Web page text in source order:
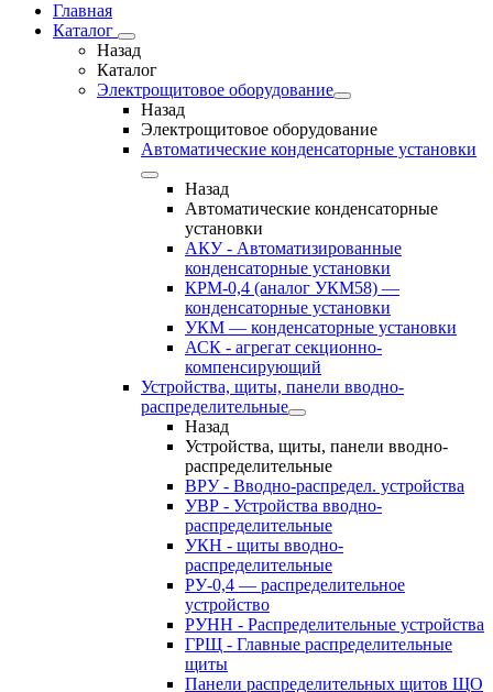
Главная
Каталог
Назад
Каталог
Электрощитовое оборудование
Назад
Электрощитовое оборудование
Автоматические конденсаторные установки
Назад
Автоматические конденсаторные
установки
АКУ - Автоматизированные
конденсаторные установки
КРМ-0,4 (аналог УКМ58) —
конденсаторные установки
УКМ — конденсаторные установки
АСК - агрегат секционно-
компенсирующий
Устройства, щиты, панели вводно-
распределительные
Назад
Устройства, щиты, панели вводно-
распределительные
ВРУ - Вводно-распредел. устройства
УВР - Устройства вводно-
распределительные
УКН - щиты вводно-
распределительные
РУ-0,4 — распределительное
устройство
РУНН - Распределительные устройства
ГРЩ - Главные распределительные
щиты
Панели распределительных щитов ЩО